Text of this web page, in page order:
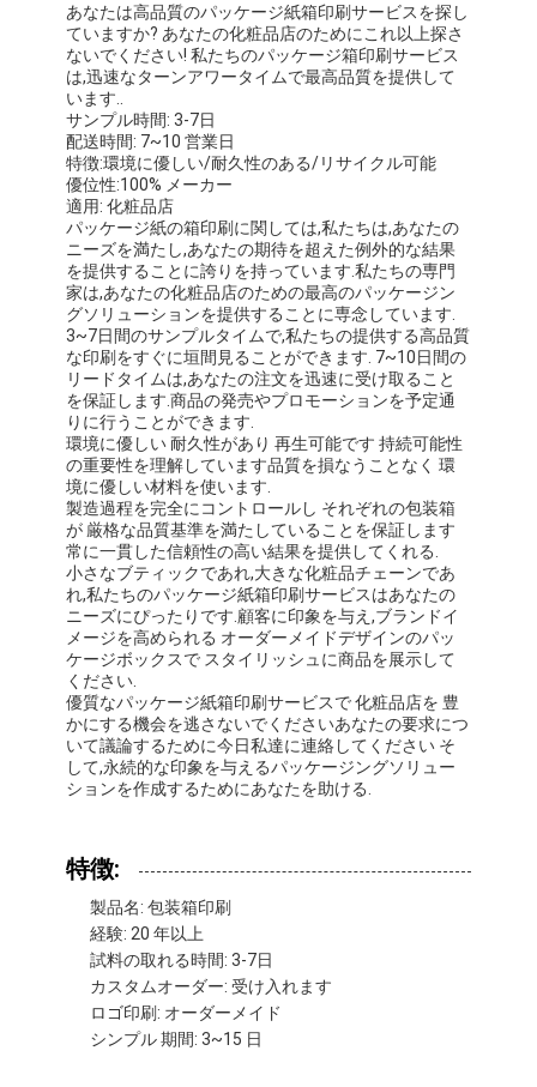
あなたは高品質のパッケージ紙箱印刷サービスを探し
ていますか? あなたの化粧品店のためにこれ以上探さ
ないでください! 私たちのパッケージ箱印刷サービス
は,迅速なターンアワータイムで最高品質を提供して
います..
サンプル時間: 3-7日
配送時間: 7~10 営業日
特徴:環境に優しい/耐久性のある/リサイクル可能
優位性:100% メーカー
適用: 化粧品店
パッケージ紙の箱印刷に関しては,私たちは,あなたの
ニーズを満たし,あなたの期待を超えた例外的な結果
を提供することに誇りを持っています.私たちの専門
家は,あなたの化粧品店のための最高のパッケージン
グソリューションを提供することに専念しています.
3~7日間のサンプルタイムで,私たちの提供する高品質
な印刷をすぐに垣間見ることができます. 7~10日間の
リードタイムは,あなたの注文を迅速に受け取ること
を保証します.商品の発売やプロモーションを予定通
りに行うことができます.
環境に優しい 耐久性があり 再生可能です 持続可能性
の重要性を理解しています品質を損なうことなく 環
境に優しい材料を使います.
製造過程を完全にコントロールし それぞれの包装箱
が 厳格な品質基準を満たしていることを保証します
常に一貫した信頼性の高い結果を提供してくれる.
小さなブティックであれ,大きな化粧品チェーンであ
れ,私たちのパッケージ紙箱印刷サービスはあなたの
ニーズにぴったりです.顧客に印象を与え,ブランドイ
メージを高められる オーダーメイドデザインのパッ
ケージボックスで スタイリッシュに商品を展示して
ください.
優質なパッケージ紙箱印刷サービスで 化粧品店を 豊
かにする機会を逃さないでくださいあなたの要求につ
いて議論するために今日私達に連絡してください そ
して,永続的な印象を与えるパッケージングソリュー
ションを作成するためにあなたを助ける.
特徴:
製品名: 包装箱印刷
経験: 20 年以上
試料の取れる時間: 3-7日
カスタムオーダー: 受け入れます
ロゴ印刷: オーダーメイド
シンプル 期間: 3~15 日